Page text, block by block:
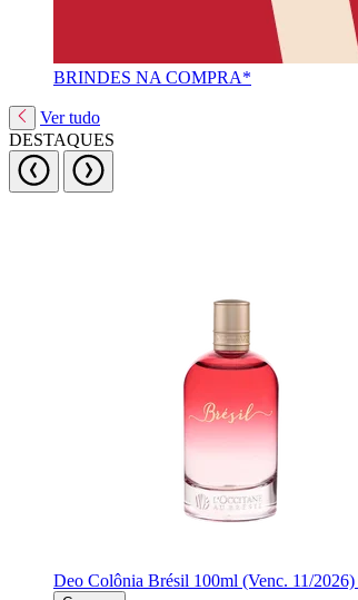
BRINDES NA COMPRA*
Ver tudo
DESTAQUES
Deo Colônia Brésil 100ml (Venc. 11/2026)